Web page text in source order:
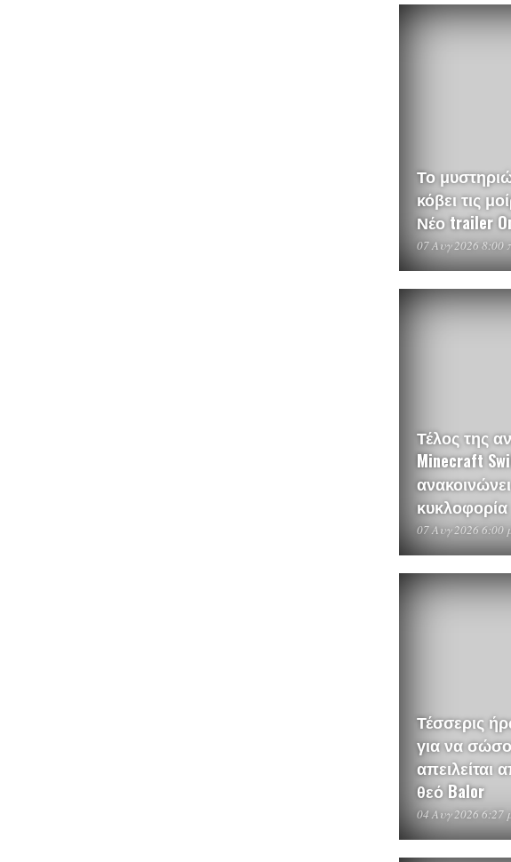
Το
κόβει τις
Νέο trailer
07 Αυγ 2026 8:00
Τέλος της
Minecraft
κυκλοφορία
07 Αυγ 2026 6:00
Τέσσερις
για να
απειλείται
θεό Balor
04 Αυγ 2026 6:27